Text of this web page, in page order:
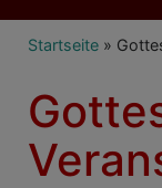
Startseite